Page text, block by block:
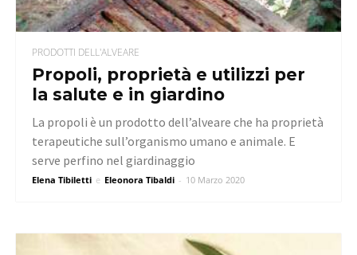
PRODOTTI DELL'ALVEARE
Propoli, proprietà e utilizzi per
la salute e in giardino
Elena Tibiletti e Eleonora Tibaldi - 10 Marzo 2020
La propoli è un prodotto dell’alveare che ha proprietà
terapeutiche sull’organismo umano e animale. E
serve perfino nel giardinaggio